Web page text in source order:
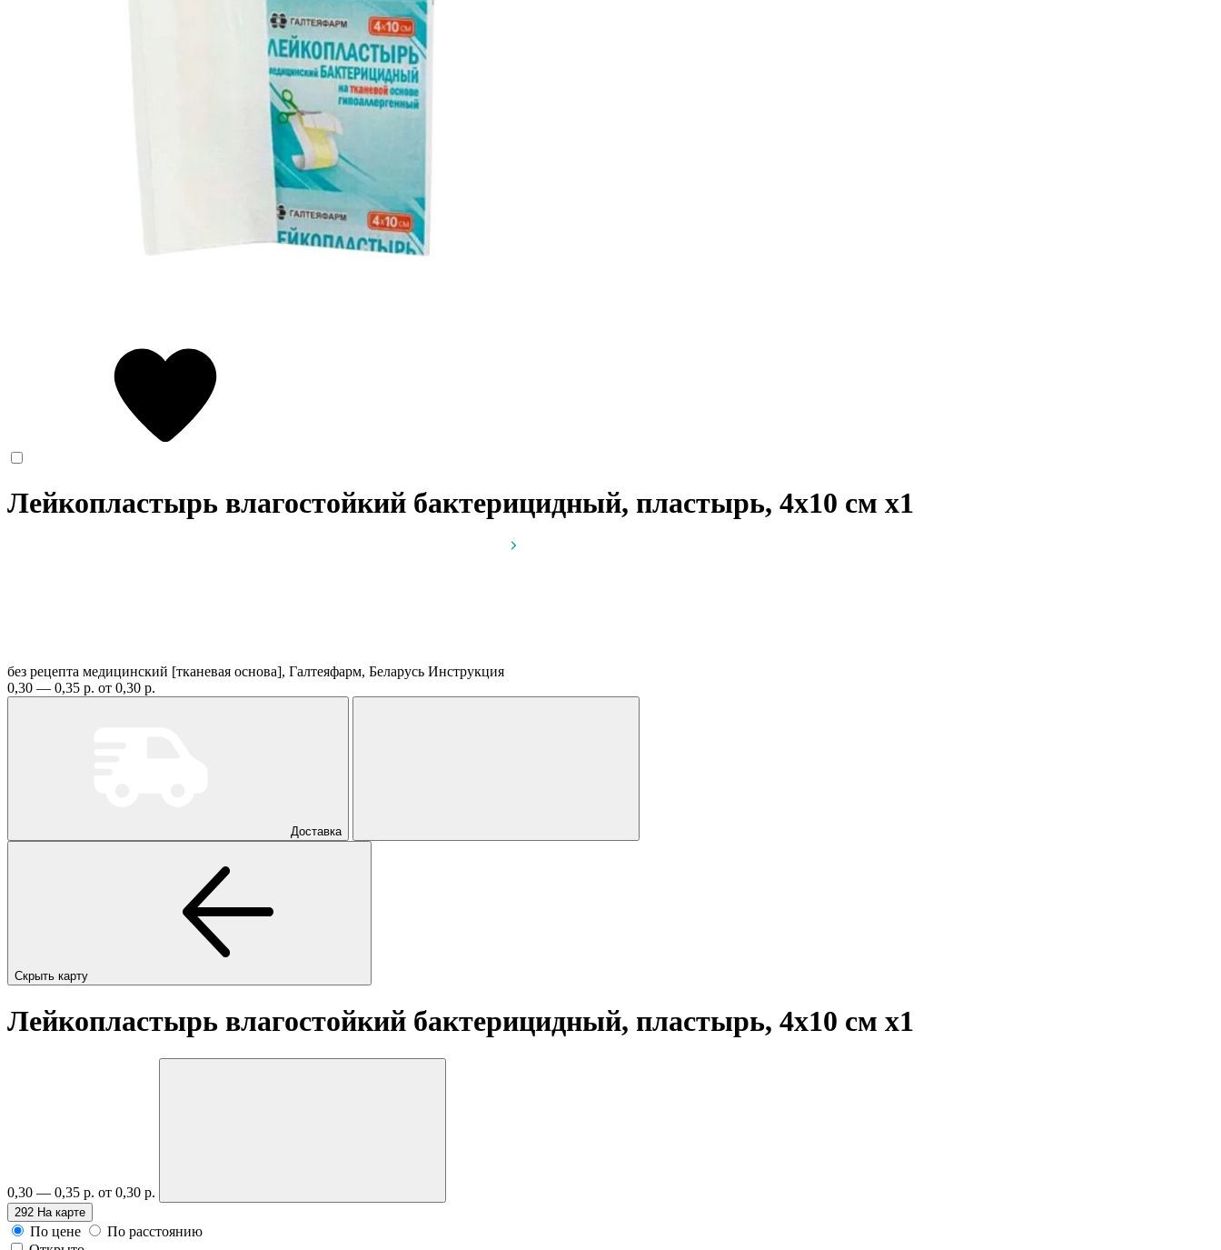
Лейкопластырь влагостойкий бактерицидный, пластырь, 4х10 см x1
без рецепта медицинский [тканевая основа], Галтеяфарм, Беларусь Инструкция
0,30 — 0,35 р. от 0,30 р.
Доставка
Скрыть карту
Лейкопластырь влагостойкий бактерицидный, пластырь, 4х10 см x1
0,30 — 0,35 р. от 0,30 р.
292 На карте
По цене
По расстоянию